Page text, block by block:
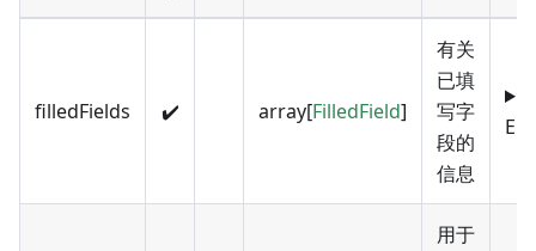
filledFields ✔️ array[FilledField]
有关
已填
写字
段的
信息
EN
用于